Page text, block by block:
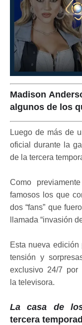
Madison
algunos de los
Luego de más de
oficial durante la
de la tercera
Como
famosos los que
dos “fans” que
llamada “invasión
Esta nueva edición
tensión y
exclusivo 24/7 por
la televisora.
La casa de
tercera